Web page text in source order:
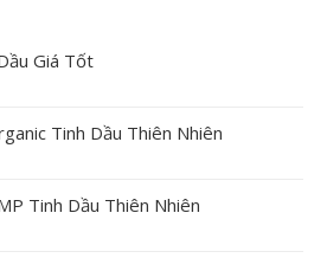
Giá Tốt
Tinh Dầu Thiên Nhiên
Tinh Dầu Thiên Nhiên